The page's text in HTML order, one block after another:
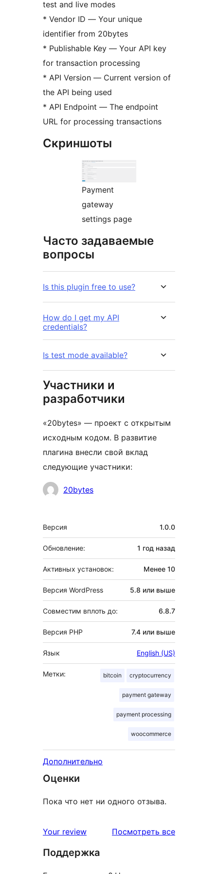
test and live modes
* Vendor ID — Your unique
identifier from 20bytes
* Publishable Key — Your API key
for transaction processing
* API Version — Current version of
the API being used
* API Endpoint — The endpoint
URL for processing transactions
Скриншоты
Payment
gateway
settings page
Часто задаваемые
вопросы
Is this plugin free to use?
How do I get my API
credentials?
Is test mode available?
Участники и
разработчики
«20bytes» — проект с открытым
исходным кодом. В развитие
плагина внесли свой вклад
следующие участники:
Участники
20bytes
Мета
Версия 1.0.0
Обновление: 1 год назад
Активных установок: Менее 10
Версия WordPress 5.8 или выше
Совместим вплоть до: 6.8.7
Версия PHP 7.4 или выше
Язык English (US)
Метки: bitcoin cryptocurrency
payment gateway
payment processing
woocommerce
Дополнительно
Оценки
Пока что нет ни одного отзыва.
Your review Посмотреть всеотзывы
Поддержка